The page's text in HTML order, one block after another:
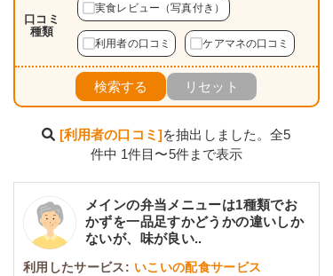
口コミ
種類
実食レビュー（写真付き）
利用者の口コミ ケアマネの口コミ
検索する リセット
[利用者の口コミ]を抽出しました。全5
件中 1件目〜5件まで表示
メインの弁当メニューは1種類でお
かずを一品足すかどうかの違いしか
ないが、味が良い..
利用したサービス: いこいの配食サービス